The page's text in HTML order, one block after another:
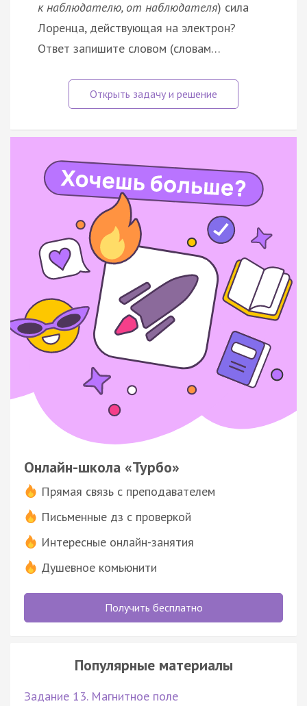
к наблюдателю, от наблюдателя) сила
Лоренца, действующая на электрон?
Ответ запишите словом (словам…
Онлайн-школа «Турбо»
Прямая связь с преподавателем
Письменные дз с проверкой
Интересные онлайн-занятия
Душевное комьюнити
Получить бесплатно
Популярные материалы
Задание 13. Магнитное поле